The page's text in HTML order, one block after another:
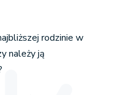
rodzinie w
należy ją